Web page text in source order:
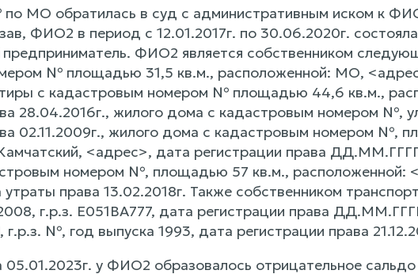
обратилась в суд с административным иском к
ФИО2 в период с 12.01.2017г. по 30.06.2020г.
ФИО2 является собственником
№ площадью 31,5 кв.м., расположенной: МО,
с кадастровым номером № площадью 44,6 кв.м.,
28.04.2016г., жилого дома с кадастровым номером №,
02.11.2009г., жилого дома с кадастровым номером №,
<адрес>, дата регистрации права
номером №, площадью 57 кв.м., расположенной:
утраты права 13.02.2018г. Также собственником
г.р.з. Е051ВА777, дата регистрации права
№, год выпуска 1993, дата регистрации права
05.01.2023г. у ФИО2 образовалось отрицательное